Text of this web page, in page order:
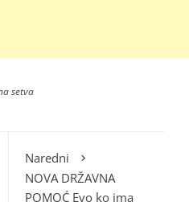
setva
Naredni
NOVA DRŽAVNA
POMOĆ Evo ko ima